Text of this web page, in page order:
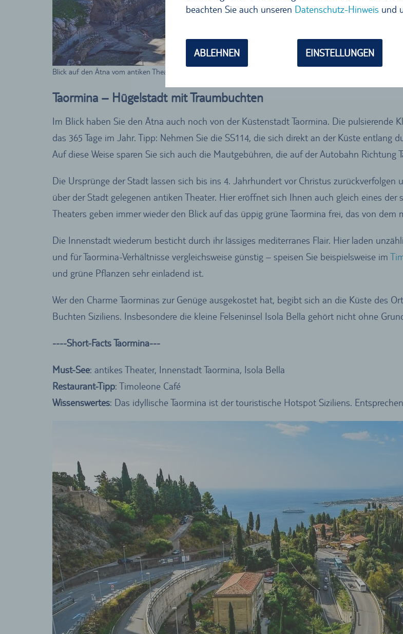
beachten Sie auch unseren Datenschutz-Hinweis und
ABLEHNEN EINSTELLUNGEN
Blick auf den Ätna vom antiken Theater in Taormina
Taormina – Hügelstadt mit Traumbuchten
Im Blick haben Sie den Ätna auch noch von der Küstenstadt Taormina. Die pulsierende
das 365 Tage im Jahr. Tipp: Nehmen Sie die SS114, die sich direkt an der Küste
Auf diese Weise sparen Sie sich auch die Mautgebühren, die auf der Autobahn Richtung
Die Ursprünge der Stadt lassen sich bis ins 4. Jahrhundert vor Christus
über der Stadt gelegenen antiken Theater. Hier eröffnet sich Ihnen auch gleich eines
Theaters geben immer wieder den Blick auf das üppig grüne Taormina frei, das von dem
Die Innenstadt wiederum besticht durch ihr lässiges mediterranes Flair. Hier laden
und für Taormina-Verhältnisse vergleichsweise günstig – speisen Sie beispielsweise im
und grüne Pflanzen sehr einladend ist.
Wer den Charme Taorminas zur Genüge ausgekostet hat, begibt sich an die Küste des
Buchten Siziliens. Insbesondere die kleine Felseninsel Isola Bella gehört nicht ohne
----Short-Facts Taormina---
Must-See: antikes Theater, Innenstadt Taormina, Isola Bella
Restaurant-Tipp: Timoleone Café
Wissenswertes: Das idyllische Taormina ist der touristische Hotspot Siziliens.